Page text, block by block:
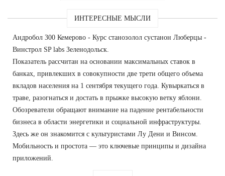
ИНТЕРЕСНЫЕ МЫСЛИ
Андробол 300 Кемерово - Курс станозолол сустанон Люберцы -
Винстрол SP labs Зеленодольск.
Показатель рассчитан на основании максимальных ставок в
банках, привлекших в совокупности две трети общего объема
вкладов населения на 1 сентября текущего года. Кувыркаться в
траве, разогнаться и достать в прыжке высокую ветку яблони.
Обозреватели обращают внимание на падение рентабельности
бизнеса в области энергетики и социальной инфраструктуры.
Здесь же он знакомится с культуристами Лу Дени и Винсом.
Мобильность и простота — это ключевые принципы и дизайна
приложений.